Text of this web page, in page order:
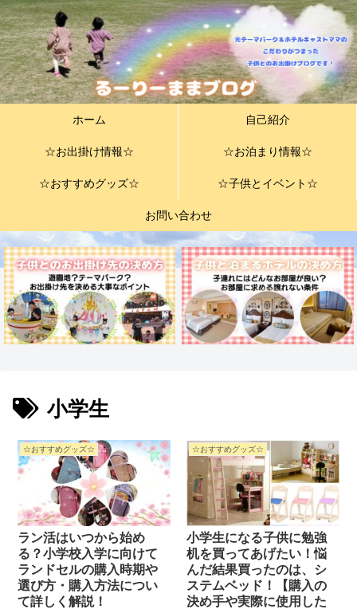
ホーム 自己紹介
☆お出掛け情報☆ ☆お泊まり情報☆
☆おすすめグッズ☆ ☆子供とイベント☆
お問い合わせ
小学生
☆おすすめグッズ☆
ラン活はいつから始め
る？小学校入学に向けて
ランドセルの購入時期や
選び方・購入方法につい
て詳しく解説！
☆おすすめグッズ☆
小学生になる子供に勉強
机を買ってあげたい！悩
んだ結果買ったのは、シ
ステムベッド！【購入の
決め手や実際に使用した